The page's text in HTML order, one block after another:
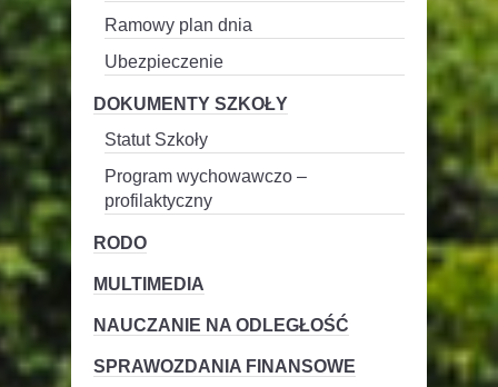
Ramowy plan dnia
Ubezpieczenie
DOKUMENTY SZKOŁY
Statut Szkoły
Program wychowawczo –
profilaktyczny
RODO
MULTIMEDIA
NAUCZANIE NA ODLEGŁOŚĆ
SPRAWOZDANIA FINANSOWE